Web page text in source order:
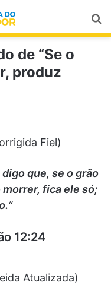
de “Se o
produz
Fiel)
que, se o grão
fica ele só;
“
12:24
Atualizada)